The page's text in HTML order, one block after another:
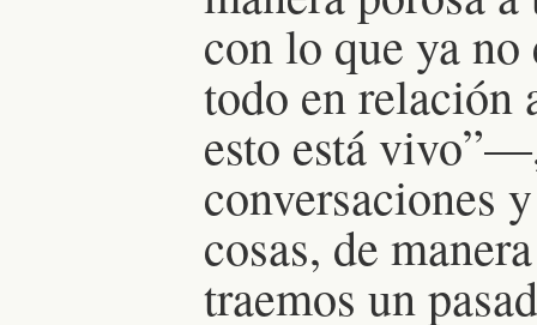
con lo que ya
todo en relación
esto está
conversaciones
cosas, de
traemos un